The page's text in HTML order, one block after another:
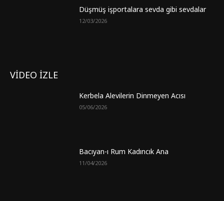
Düşmüş işportalara sevda gibi sevdalar
12/03/2026
VİDEO İZLE
Kerbela Alevilerin Dinmeyen Acısı
05/06/2026
Bacıyan-ı Rum Kadıncık Ana
11/04/2026